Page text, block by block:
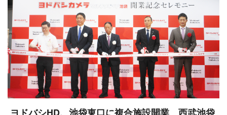
ヨドバシHD、池袋東口に複合施設開業 西武池袋